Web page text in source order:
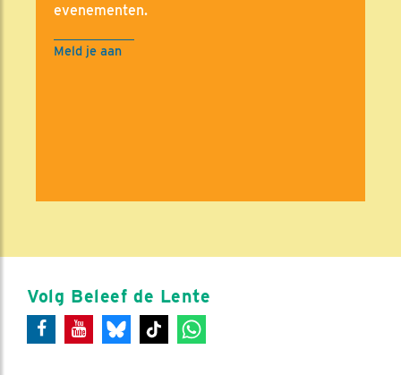
evenementen.
Meld je aan
Volg Beleef de Lente